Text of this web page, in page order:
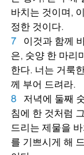
바치는 것이며,
정한 것이다.
7
이것과 함께
은, 숫양 한 마리
한다. 너는 거룩
께 부어 드려라.
8
저녁에 둘째
침에 한 것처럼
드리는 제물을
를 기쁘시게 해